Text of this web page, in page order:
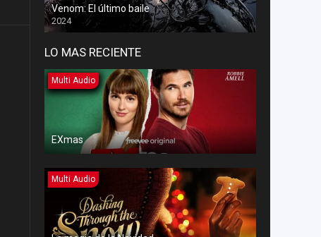
Venom: El último baile
2024
LO MAS RECIENTE
Multi Audio
EXmas
Multi Audio